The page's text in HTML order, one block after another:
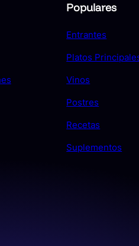
Populares
Entrantes
Platos
Vinos
Postres
Recetas
Suplementos